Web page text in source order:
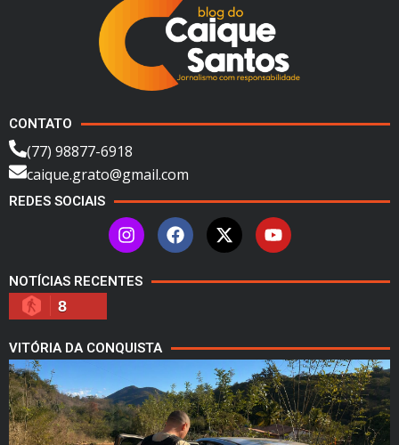
CONTATO
(77) 98877-6918
caique.grato@gmail.com
REDES SOCIAIS
NOTÍCIAS RECENTES
8
VITÓRIA DA CONQUISTA